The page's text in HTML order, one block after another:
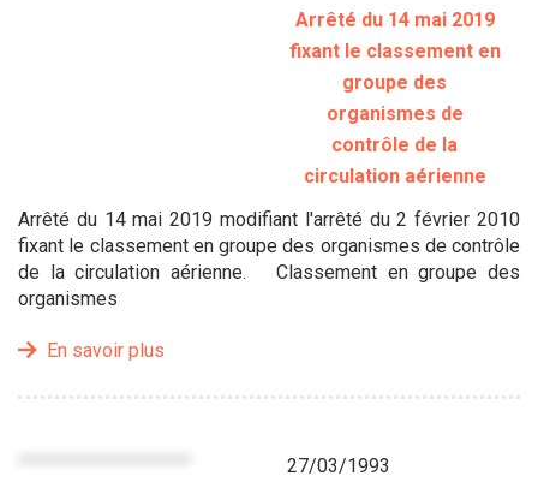
Arrêté du 14 mai 2019
fixant le classement en
groupe des
organismes de
contrôle de la
circulation aérienne
Arrêté du 14 mai 2019 modifiant l'arrêté du 2 février 2010
fixant le classement en groupe des organismes de contrôle
de la circulation aérienne. Classement en groupe des
organismes
En savoir plus
27/03/1993